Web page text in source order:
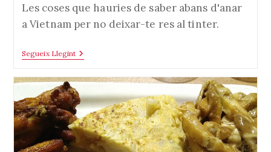
Les coses que hauries de saber abans d'anar
a Vietnam per no deixar-te res al tinter.
Segueix LlegintCoses
Que
T’esperes
Per
Vietnam